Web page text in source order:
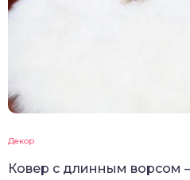
Декор
Ковер с длинным ворсом